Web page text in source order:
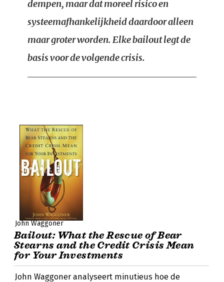
dempen, maar dat moreel risico en
systeemafhankelijkheid daardoor alleen
maar groter worden. Elke bailout legt de
basis voor de volgende crisis.
John Waggoner
Bailout: What the Rescue of Bear
Stearns and the Credit Crisis Mean
for Your Investments
John Waggoner analyseert minutieus hoe de